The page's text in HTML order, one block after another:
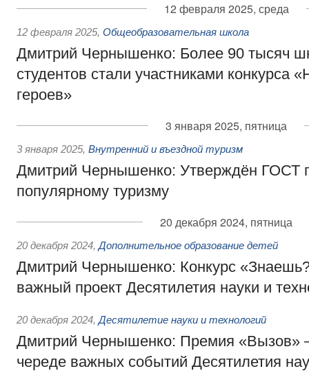
12 февраля 2025, среда
12 февраля 2025, Общеобразовательная школа
Дмитрий Чернышенко: Более 90 тысяч
студентов стали участниками конкурса
героев»
3 января 2025, пятница
3 января 2025, Внутренний и въездной туризм
Дмитрий Чернышенко: Утверждён ГОСТ
популярному туризму
20 декабря 2024, пятница
20 декабря 2024, Дополнительное образование детей
Дмитрий Чернышенко: Конкурс
важный проект Десятилетия науки и
20 декабря 2024, Десятилетие науки и технологий
Дмитрий Чернышенко: Премия «Вызов»
череде важных событий Десятилетия